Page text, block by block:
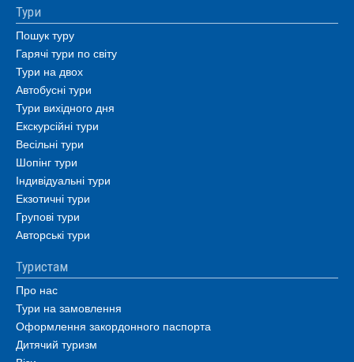
Тури
Пошук туру
Гарячі тури по світу
Тури на двох
Автобусні тури
Тури вихідного дня
Екскурсійні тури
Весільні тури
Шопінг тури
Індивідуальні тури
Екзотичні тури
Групові тури
Авторські тури
Туристам
Про нас
Тури на замовлення
Оформлення закордонного паспорта
Дитячий туризм